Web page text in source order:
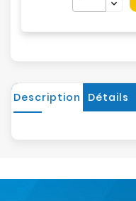
Description Détails